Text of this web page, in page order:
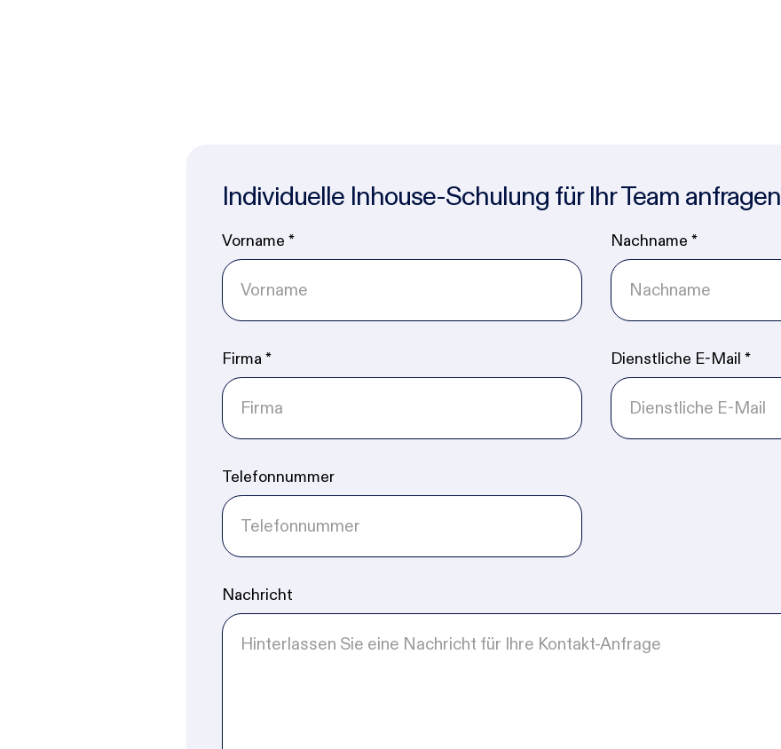
Individuelle Inhouse-Schulung für Ihr Team anfragen
Vorname* Nachname *
Firma* Dienstliche E-Mail *
Telefonnummer
Nachricht